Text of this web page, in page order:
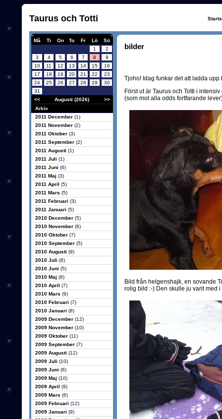
Taurus och Totti
Må Ti On To Fr Lö
Sö
1
2
3
4 5 6 7 8
9
10
11 12 13 14 15
16
17
18 19 20 21 22
23
24
25 26 27 28 29
30
31
<<
Augusti (2026)
>>
Arkiv
2011 December (1)
2011 November (2)
2011 Oktober (3)
2011 September (2)
2011 Augusti (1)
2011 Juli (1)
2011 Juni (6)
2011 Maj (3)
2011 April (5)
2011 Mars (5)
2011 Februari (3)
2011 Januari (5)
2010 December (5)
2010 November (6)
2010 Oktober (7)
2010 September (5)
2010 Augusti (9)
2010 Juli (8)
2010 Juni (5)
2010 Maj (8)
2010 April (7)
2010 Mars (9)
2010 Februari (7)
2010 Januari (8)
2009 December (12)
2009 November (10)
2009 Oktober (11)
2009 September (7)
2009 Augusti (12)
2009 Juli (10)
2009 Juni (6)
2009 Maj (10)
2009 April (9)
2009 Mars (6)
2009 Februari (12)
2009 Januari (9)
bilder
Tjoho! Idag funkar det att ladda upp
Först ut är Taurus och Totti i
(som mot alla odds fortfarande
Bild från helgenshajk, en sovande
rolig bild :-) Den skulle ju varit med